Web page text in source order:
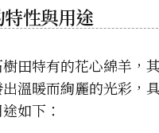
性與用途
田特有的花心綿羊，
溫暖而絢麗的光彩，
如下：